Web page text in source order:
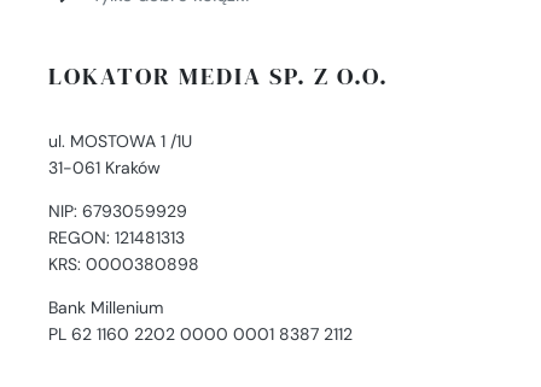
LOKATOR MEDIA SP. Z O.O.
ul. MOSTOWA 1 /1U
31-061 Kraków
NIP: 6793059929
REGON: 121481313
KRS: 0000380898
Bank Millenium
PL 62 1160 2202 0000 0001 8387 2112